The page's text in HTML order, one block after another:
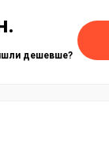
дешевше?